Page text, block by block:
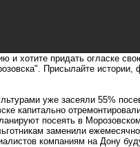
и хотите придать огласке
Присылайте
уже засеяли 55%
капитально
посеять в
заменили
компаниям на Дону